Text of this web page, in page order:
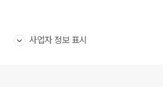
사업자 정보 표시